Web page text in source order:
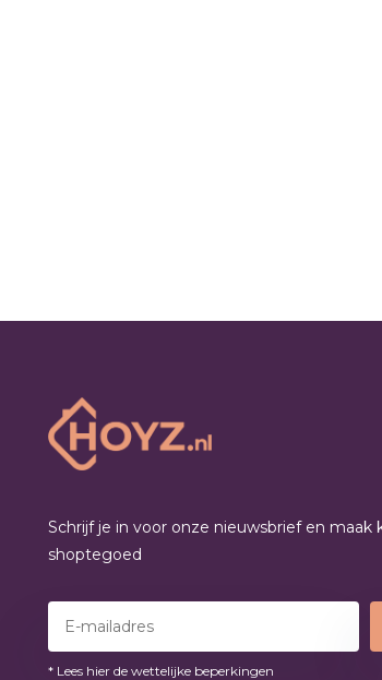
Schrijf je in voor onze nieuwsbrief en maak
shoptegoed
* Lees hier de wettelijke beperkingen